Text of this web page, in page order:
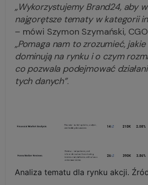
„Wykorzystujemy Brand24, aby
najgorętsze tematy w kategorii
– mówi Szymon Szymański,
„Pomaga nam to zrozumieć,
dominują na rynku i o czym
co pozwala podejmować
tych danych”.
Analiza tematu dla rynku akcji.